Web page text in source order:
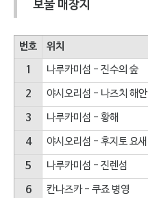
보물 매장지
번호 위치
1 나루카미섬 - 진수의 숲
2 야시오리섬 - 나즈치 해안
3 나루카미섬 - 황해
4 야시오리섬 - 후지토 요새
5 나루카미섬 - 진렌섬
6 칸나즈카 - 쿠죠 병영